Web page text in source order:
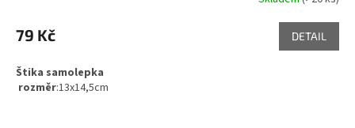
79 Kč DETAIL
Štika samolepka
rozměr:13x14,5cm